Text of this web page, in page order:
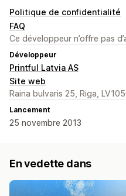
Politique de confidentialité
FAQ
Ce développeur n’offre pas
Développeur
Printful Latvia AS
Site web
Raina bulvaris 25, Riga,
Lancement
25 novembre 2013
En vedette dans